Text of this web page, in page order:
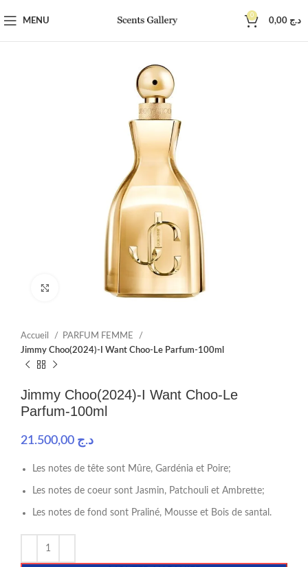
MENU
0
د.ج
Click to enlarge
Accueil
PARFUM FEMME
Jimmy Choo(2024)-I Want Choo-Le Parfum-100ml
Jimmy Choo(2024)-I Want Choo-Le
Parfum-100ml
د.ج
Les notes de tête sont Mûre, Gardénia et Poire;
Les notes de coeur sont Jasmin, Patchouli et Ambrette;
Les notes de fond sont Praliné, Mousse et Bois de santal.